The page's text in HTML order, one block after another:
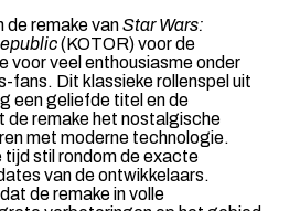
de remake vanStar Wars:
(KOTOR) voor de
voor veel enthousiasme onder
fans. Dit klassieke rollenspel uit
een geliefde titel en de
de remake het nostalgische
met moderne technologie.
tijd stil rondom de exacte
van de ontwikkelaars.
de remake in volle